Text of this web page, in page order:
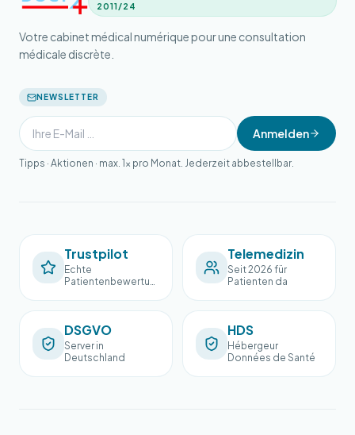
2011/24
Votre cabinet médical numérique pour une consultation
médicale discrète.
NEWSLETTER
Anmelden
Tipps · Aktionen · max. 1× pro Monat. Jederzeit abbestellbar.
Trustpilot
Echte
Patientenbewertun
Telemedizin
Seit 2026 für
Patienten da
DSGVO
Server in
Deutschland
HDS
Hébergeur
Données de Santé